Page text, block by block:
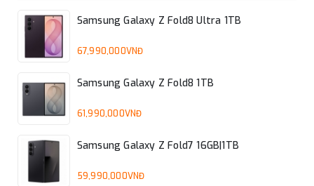
Samsung Galaxy Z Fold8 Ultra 1TB
67,990,000VNĐ
Samsung Galaxy Z Fold8 1TB
61,990,000VNĐ
Samsung Galaxy Z Fold7 16GB|1TB
59,990,000VNĐ